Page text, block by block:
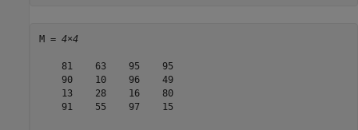
M = 4×4
    81    63    95    95
    90    10    96    49
    13    28    16    80
    91    55    97    15